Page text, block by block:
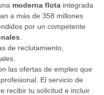
moderna flota integrada
a más de 358 millones
por un competente
de reclutamiento,
las ofertas de empleo que
El servicio de
recibir tu solicitud e incluir